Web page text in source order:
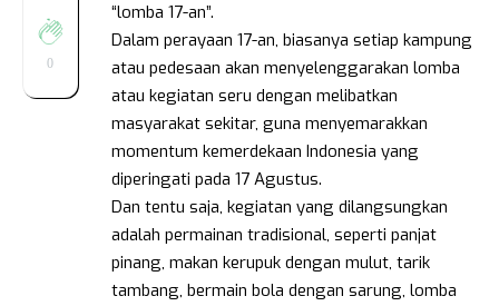
0
“lomba 17-an”.
Dalam perayaan 17-an, biasanya setiap kampung
atau pedesaan akan menyelenggarakan lomba
atau kegiatan seru dengan melibatkan
masyarakat sekitar, guna menyemarakkan
momentum kemerdekaan Indonesia yang
diperingati pada 17 Agustus.
Dan tentu saja, kegiatan yang dilangsungkan
adalah permainan tradisional, seperti panjat
pinang, makan kerupuk dengan mulut, tarik
tambang, bermain bola dengan sarung, lomba